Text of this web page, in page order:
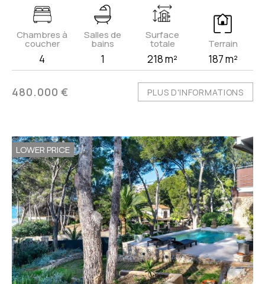
Chambres à
coucher
4
Salles de
bains
1
Surface
totale
218 m²
Terrain
187 m²
480.000 € PLUS D'INFORMATIONS
LOWER PRICE